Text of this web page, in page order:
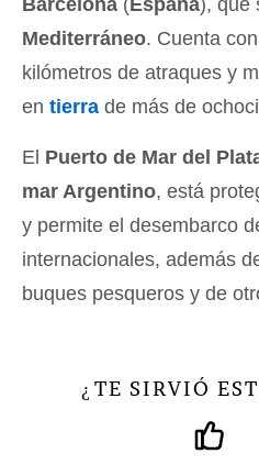
Barcelona (España), que
Mediterráneo. Cuenta
kilómetros de atraques y
en tierra de más de
El Puerto de Mar del
mar Argentino, está
y permite el desembarco
internacionales, además
buques pesqueros y de
¿ TE SIRVIÓ